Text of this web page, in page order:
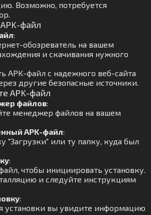
Возможно, потребуется
файл
:
обозреватель на вашем
и скачивания нужного
APK-файл с надежного веб-сайта
другие безопасные источники.
APK-файл
файлов:
менеджер файлов на вашем
APK-файл:
"Загрузки" или ту папку, куда был
:
чтобы инициировать установку.
и следуйте инструкциям
:
установки вы увидите информацию